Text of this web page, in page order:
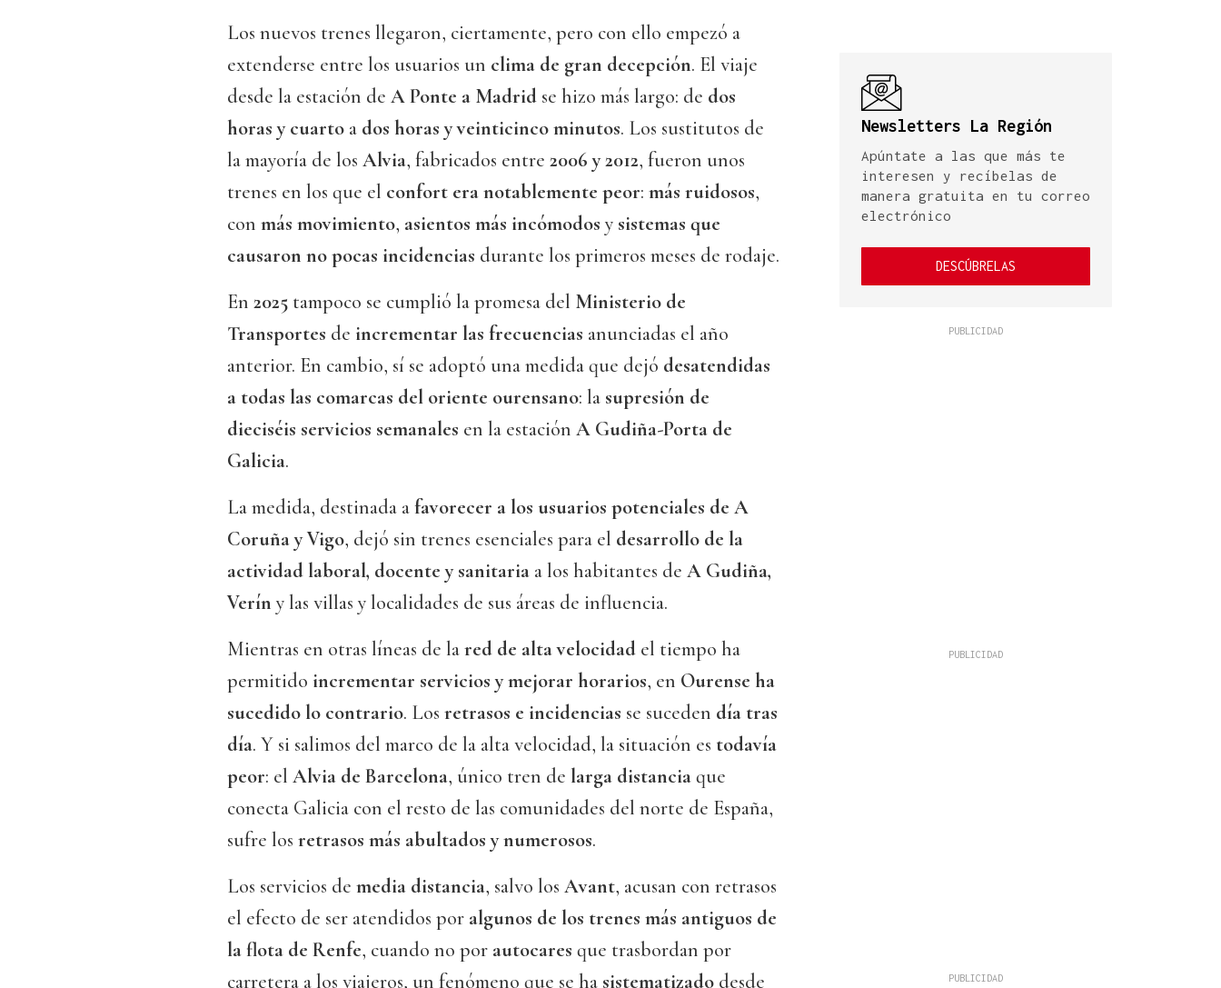
Los nuevos trenes llegaron, ciertamente, pero con ello empezó a
extenderse entre los usuarios un clima de gran decepción. El viaje
desde la estación de A Ponte a Madrid se hizo más largo: de dos
horas y cuarto a dos horas y veinticinco minutos. Los sustitutos de
la mayoría de los Alvia, fabricados entre 2006 y 2012, fueron unos
trenes en los que el confort era notablemente peor: más ruidosos,
con más movimiento, asientos más incómodos y sistemas que
causaron no pocas incidencias durante los primeros meses de rodaje.
En 2025 tampoco se cumplió la promesa del Ministerio de
Transportes de incrementar las frecuencias anunciadas el año
anterior. En cambio, sí se adoptó una medida que dejó desatendidas
a todas las comarcas del oriente ourensano: la supresión de
dieciséis servicios semanales en la estación A Gudiña-Porta de
Galicia.
La medida, destinada afavorecer a los usuarios potenciales de A
Coruña y Vigo, dejó sin trenes esenciales para el desarrollo de la
actividad laboral, docente y sanitaria a los habitantes de A Gudiña,
Verín y las villas y localidades de sus áreas de influencia.
Mientras en otras líneas de lared de alta velocidad el tiempo ha
permitido incrementar servicios y mejorar horarios, en Ourense ha
sucedido lo contrario. Los retrasos e incidencias se suceden día tras
día. Y si salimos del marco de la alta velocidad, la situación es todavía
peor: el Alvia de Barcelona, único tren de larga distanciaque
conecta Galicia con el resto de las comunidades del norte de España,
sufre los retrasos más abultados y numerosos.
Los servicios de media distancia, salvo los Avant, acusan con retrasos
el efecto de ser atendidos por algunos de los trenes más antiguos de
la flota de Renfe, cuando no por autocares que trasbordan por
carretera a los viajeros, un fenómeno que se ha sistematizado desde
Newsletters La Región
Apúntate a las que más te
interesen y recíbelas de
manera gratuita en tu correo
electrónico
DESCÚBRELAS